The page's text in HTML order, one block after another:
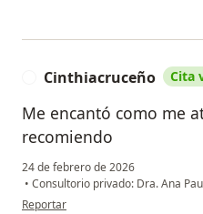
Cinthiacruceño Cita
Me encantó como me
recomiendo
24 de febrero de 2026
• Consultorio privado: Dra. Ana
en opinión del usuario
Reportar